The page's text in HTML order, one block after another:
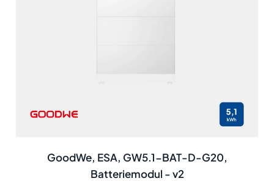
GoodWe, ESA, GW5.1-BAT-D-G20,
Batteriemodul - v2